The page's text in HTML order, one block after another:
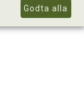
Godta alla